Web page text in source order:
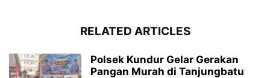
RELATED ARTICLES
Polsek Kundur Gelar Gerakan
Pangan Murah di Tanjungbatu